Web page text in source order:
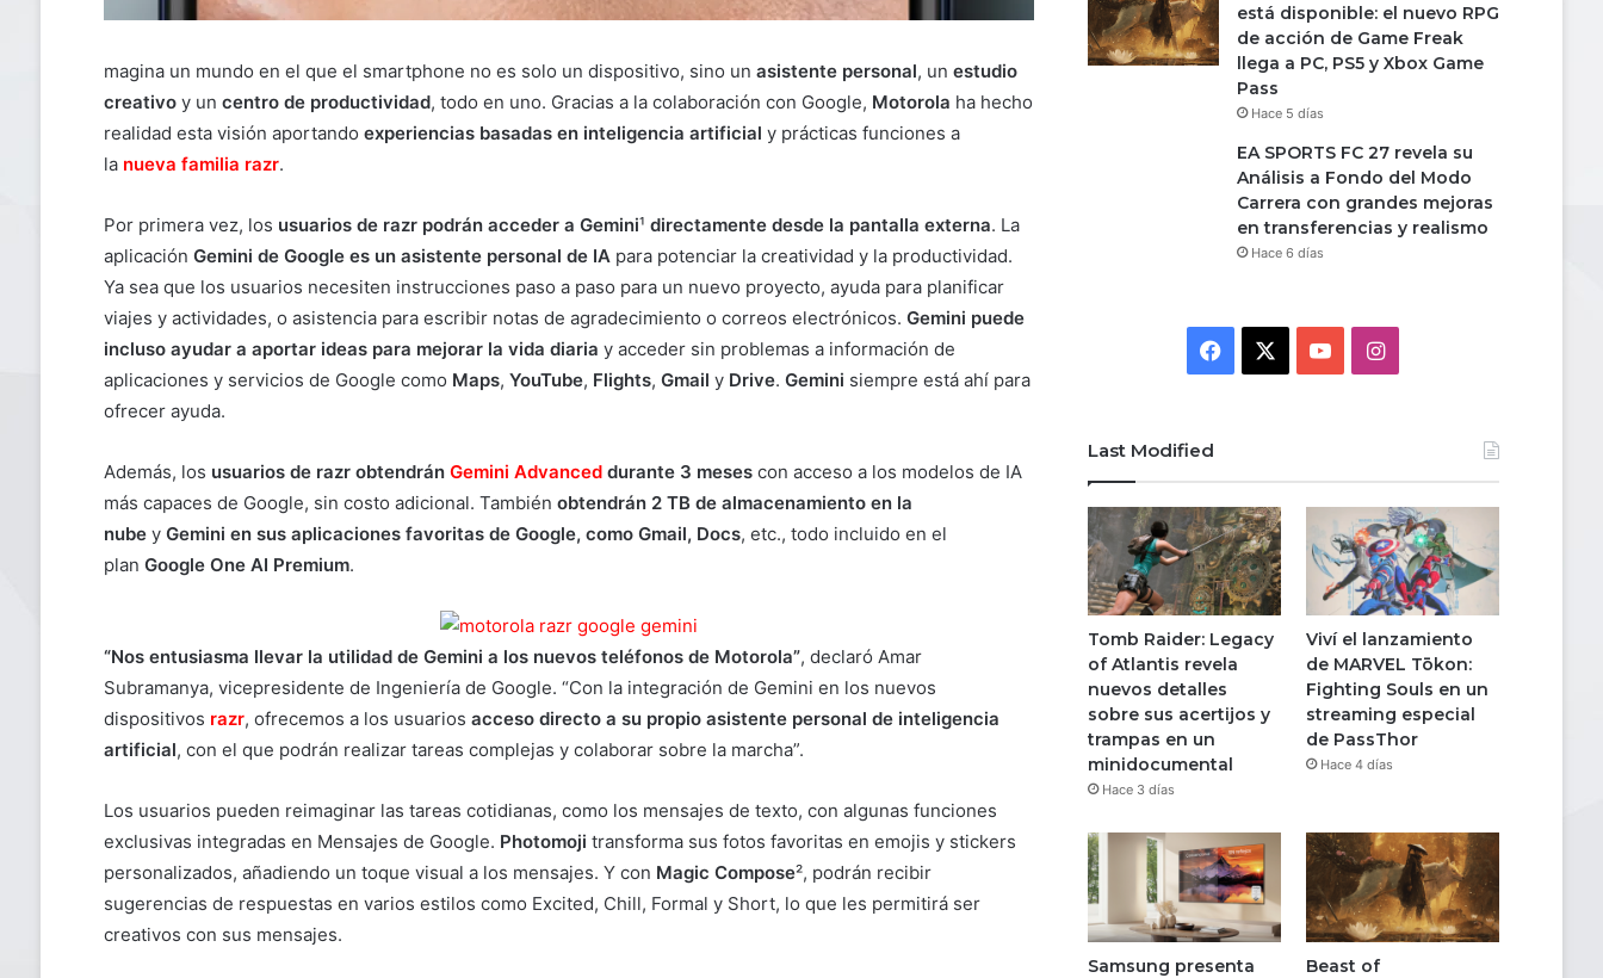
magina un mundo en el que el smartphone no es solo un dispositivo, sino un asistente personal, un estudio
creativoy un centro de productividad, todo en uno. Gracias a la colaboración con Google, Motorola ha hecho
realidad esta visión aportando experiencias basadas en inteligencia artificial y prácticas funciones a
la nueva familia razr.
Por primera vez, los usuarios de razr podrán acceder a Gemini¹ directamente desde la pantalla externa. La
aplicación Gemini de Google es un asistente personal de IApara potenciar la creatividad y la productividad.
Ya sea que los usuarios necesiten instrucciones paso a paso para un nuevo proyecto, ayuda para planificar
viajes y actividades, o asistencia para escribir notas de agradecimiento o correos electrónicos. Gemini puede
incluso ayudar a aportar ideas para mejorar la vida diaria y acceder sin problemas a información de
aplicaciones y servicios de Google como Maps, YouTube, Flights, Gmail y Drive. Gemini siempre está ahí para
ofrecer ayuda.
Además, los usuarios de razr obtendrán Gemini Advanceddurante 3 mesescon acceso a los modelos de IA
más capaces de Google, sin costo adicional. También obtendrán 2 TB de almacenamiento en la
nubey Gemini en sus aplicaciones favoritas de Google, como Gmail, Docs, etc., todo incluido en el
plan Google One AI Premium.
“Nos entusiasma llevar la utilidad de Gemini a los nuevos teléfonos de Motorola”, declaró Amar
Subramanya, vicepresidente de Ingeniería de Google. “Con la integración de Gemini en los nuevos
dispositivos razr, ofrecemos a los usuarios acceso directo a su propio asistente personal de inteligencia
artificial, con el que podrán realizar tareas complejas y colaborar sobre la marcha”.
Los usuarios pueden reimaginar las tareas cotidianas, como los mensajes de texto, con algunas funciones
exclusivas integradas en Mensajes de Google. Photomoji transforma sus fotos favoritas en emojis y stickers
personalizados, añadiendo un toque visual a los mensajes. Y con Magic Compose², podrán recibir
sugerencias de respuestas en varios estilos como Excited, Chill, Formal y Short, lo que les permitirá ser
creativos con sus mensajes.
está disponible: el nuevo RPG
de acción de Game Freak
llega a PC, PS5 y Xbox Game
Pass
Hace 5 días
EA SPORTS FC 27 revela su
Análisis a Fondo del Modo
Carrera con grandes mejoras
en transferencias y realismo
Hace 6 días
Facebook YouTubeInstagram
Last Modified
Tomb Raider: Legacy
of Atlantis revela
nuevos detalles
sobre sus acertijos y
trampas en un
minidocumental
Hace 3 días
Viví el lanzamiento
de MARVEL Tōkon:
Fighting Souls en un
streaming especial
de PassThor
Hace 4 días
Samsung presenta
Beast of